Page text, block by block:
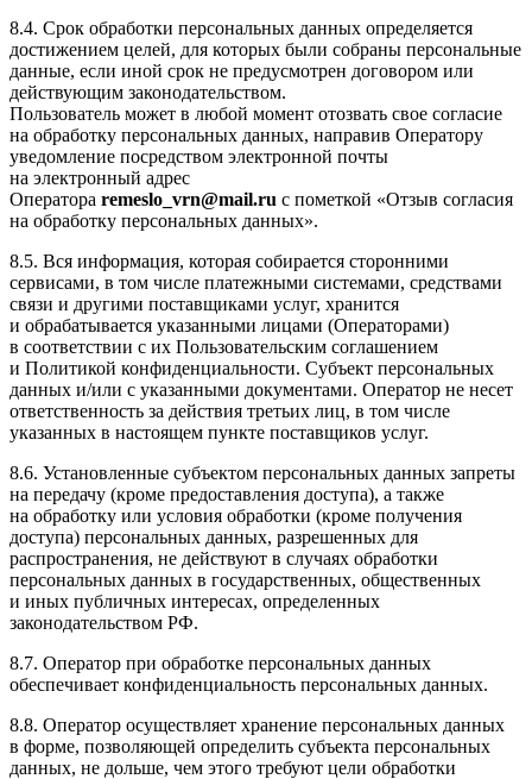
8.4. Срок обработки персональных данных определяется
достижением целей, для которых были собраны персональные
данные, если иной срок не предусмотрен договором или
действующим законодательством.
Пользователь может в любой момент отозвать свое согласие
на обработку персональных данных, направив Оператору
уведомление посредством электронной почты
на электронный адрес
Оператора remeslo_vrn@mail.ru с пометкой «Отзыв согласия
на обработку персональных данных».
8.5. Вся информация, которая собирается сторонними
сервисами, в том числе платежными системами, средствами
связи и другими поставщиками услуг, хранится
и обрабатывается указанными лицами (Операторами)
в соответствии с их Пользовательским соглашением
и Политикой конфиденциальности. Субъект персональных
данных и/или с указанными документами. Оператор не несет
ответственность за действия третьих лиц, в том числе
указанных в настоящем пункте поставщиков услуг.
8.6. Установленные субъектом персональных данных запреты
на передачу (кроме предоставления доступа), а также
на обработку или условия обработки (кроме получения
доступа) персональных данных, разрешенных для
распространения, не действуют в случаях обработки
персональных данных в государственных, общественных
и иных публичных интересах, определенных
законодательством РФ.
8.7. Оператор при обработке персональных данных
обеспечивает конфиденциальность персональных данных.
8.8. Оператор осуществляет хранение персональных данных
в форме, позволяющей определить субъекта персональных
данных, не дольше, чем этого требуют цели обработки